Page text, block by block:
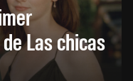
Las chicas